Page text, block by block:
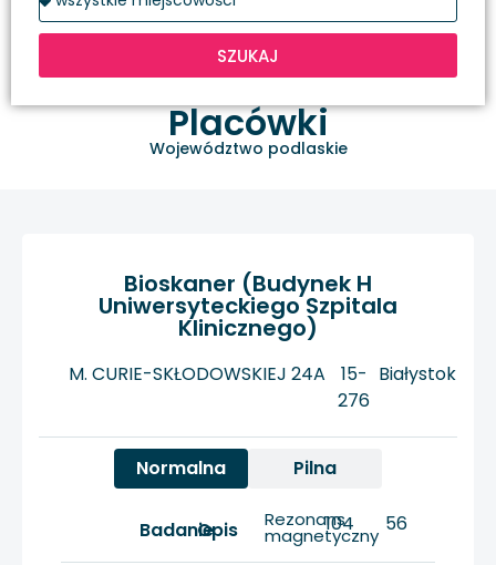
SZUKAJ
Placówki
Województwo podlaskie
Bioskaner (Budynek H
Uniwersyteckiego Szpitala
Klinicznego)
M. CURIE-SKŁODOWSKIEJ 24A
15-
276
Białystok
Normalna Pilna
BadanieOpis Rezonans
magnetyczny
104 56